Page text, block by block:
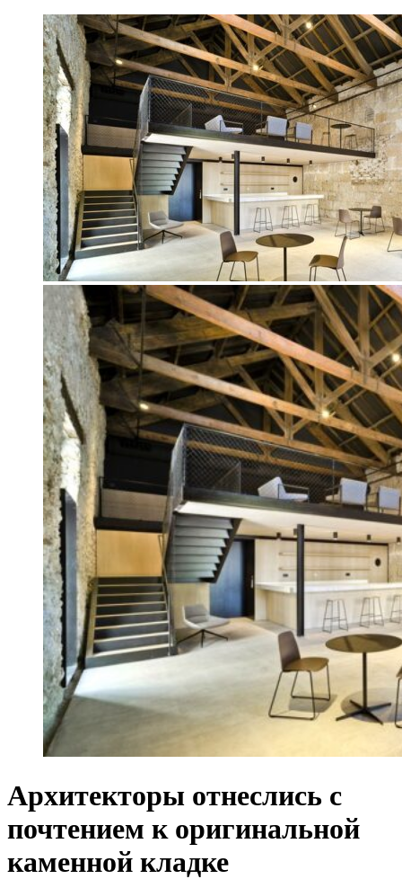
Архитекторы отнеслись с
почтением к оригинальной
каменной кладке